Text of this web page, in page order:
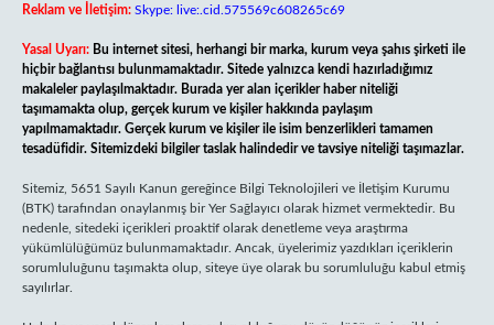
Reklam ve İletişim: Skype: live:.cid.575569c608265c69
Yasal Uyarı: Bu internet sitesi, herhangi bir marka, kurum veya şahıs şirketi ile
hiçbir bağlantısı bulunmamaktadır. Sitede yalnızca kendi hazırladığımız
makaleler paylaşılmaktadır. Burada yer alan içerikler haber niteliği
taşımamakta olup, gerçek kurum ve kişiler hakkında paylaşım
yapılmamaktadır. Gerçek kurum ve kişiler ile isim benzerlikleri tamamen
tesadüfidir. Sitemizdeki bilgiler taslak halindedir ve tavsiye niteliği taşımazlar.
Sitemiz, 5651 Sayılı Kanun gereğince Bilgi Teknolojileri ve İletişim Kurumu
(BTK) tarafından onaylanmış bir Yer Sağlayıcı olarak hizmet vermektedir. Bu
nedenle, sitedeki içerikleri proaktif olarak denetleme veya araştırma
yükümlülüğümüz bulunmamaktadır. Ancak, üyelerimiz yazdıkları içeriklerin
sorumluluğunu taşımakta olup, siteye üye olarak bu sorumluluğu kabul etmiş
sayılırlar.